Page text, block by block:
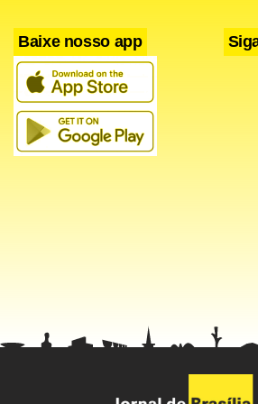
Até a conclusão do inquérito, a
prefeitura ou do MP.
Baixe nosso app